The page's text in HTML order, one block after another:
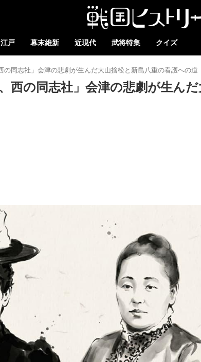
江戸 幕末維新 近現代 武将特集 クイズ
の同志社」会津の悲劇が生んだ大山捨松と新島八重の看護への道
西の同志社」会津の悲劇が生んだ